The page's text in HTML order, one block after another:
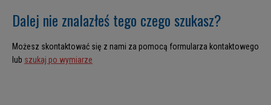
Dalej nie znalazłeś tego czego szukasz?
Możesz skontaktować się z nami za pomocą formularza kontaktowego
lub szukaj po wymiarze